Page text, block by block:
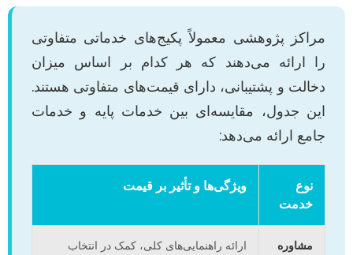
مراکز پژوهشی معمولاً پکیج‌های خدماتی متفاوتی
را ارائه می‌دهند که هر کدام بر اساس میزان
دخالت و پشتیبانی، دارای قیمت‌های متفاوتی هستند.
این جدول، مقایسه‌ای بین خدمات پایه و خدمات
جامع ارائه می‌دهد:
نوع
خدمت
ویژگی‌ها و تأثیر بر قیمت
مشاوره
ارائه راهنمایی‌های کلی، کمک در انتخاب